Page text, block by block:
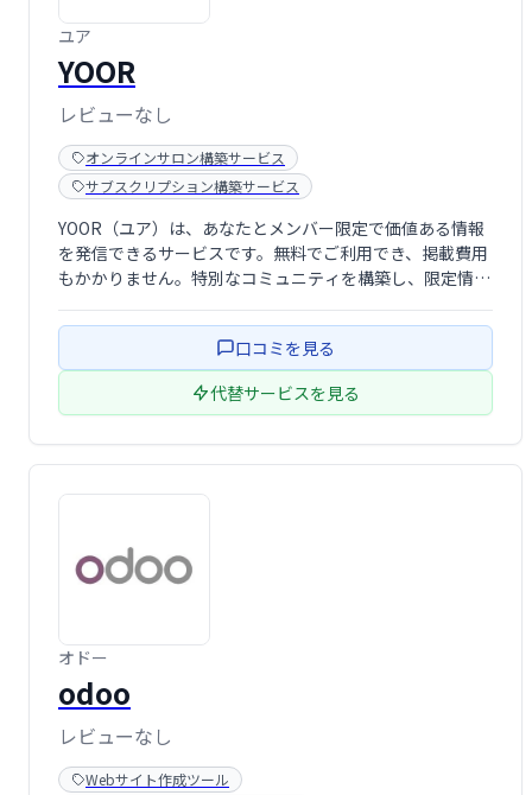
ユア
YOOR
レビューなし
オンラインサロン構築サービス
サブスクリプション構築サービス
YOOR（ユア）は、あなたとメンバー限定で価値ある情報
を発信できるサービスです。無料でご利用でき、掲載費用
もかかりません。特別なコミュニティを構築し、限定情報
口コミを見る
代替サービスを見る
オドー
odoo
レビューなし
Webサイト作成ツール